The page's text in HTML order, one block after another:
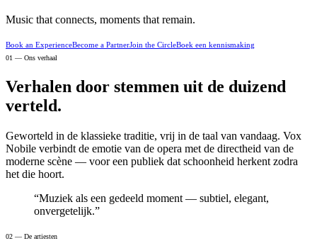
Music that connects, moments that remain.
Book an ExperienceBecome a PartnerJoin the CircleBoek een kennismaking
01 — Ons verhaal
Verhalen door stemmen uit de duizend
verteld.
Geworteld in de klassieke traditie, vrij in de taal van vandaag. Vox
Nobile verbindt de emotie van de opera met de directheid van de
moderne scène — voor een publiek dat schoonheid herkent zodra
het die hoort.
“Muziek als een gedeeld moment — subtiel, elegant,
onvergetelijk.”
02 — De artiesten